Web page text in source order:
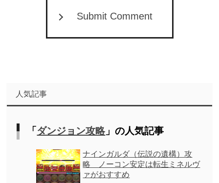
Submit Comment
人気記事
「 ダンジョン攻略」の人気記事
ナインガルダ（伝説の遺構）攻
略 ノーコン安定は転生ミネルヴ
ァがおすすめ